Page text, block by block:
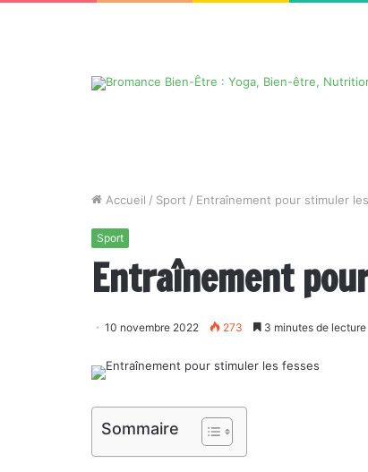
Accueil / Sport / Entraînement pour stimuler
Sport
Entraînement
10 novembre 2022 273 3 minutes de lecture
Sommaire